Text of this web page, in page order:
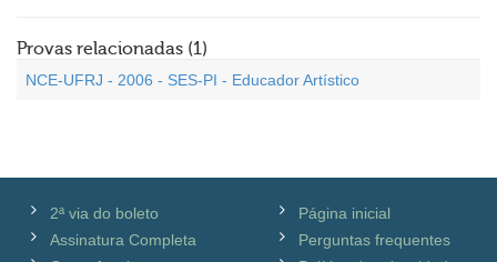
Provas relacionadas (1)
NCE-UFRJ - 2006 - SES-PI - Educador Artístico
2ª via do boleto
Assinatura Completa
Página inicial
Perguntas frequentes